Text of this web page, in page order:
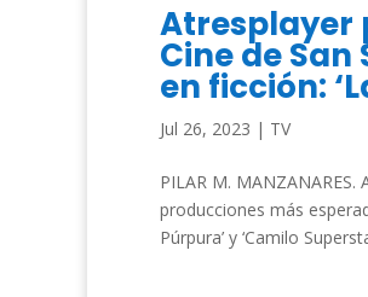
Atresplayer
Cine de
en ficción:
Jul 26, 2023 | TV
PILAR M.
producciones más
Púrpura’ y ‘Camilo